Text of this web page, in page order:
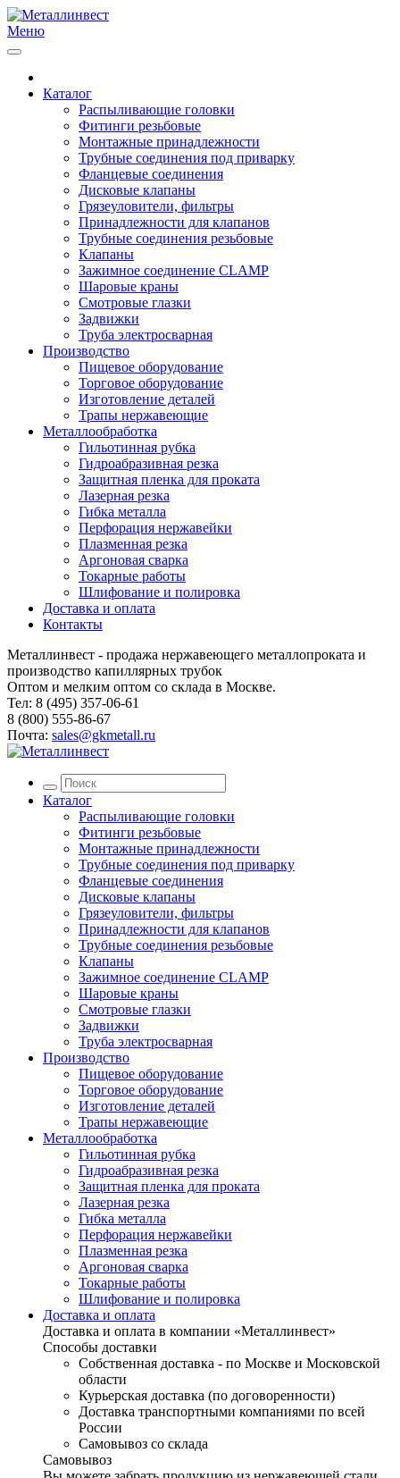
Меню
Каталог
Распыливающие головки
Фитинги резьбовые
Монтажные принадлежности
Трубные соединения под приварку
Фланцевые соединения
Дисковые клапаны
Грязеуловители, фильтры
Принадлежности для клапанов
Трубные соединения резьбовые
Клапаны
Зажимное соединение CLAMP
Шаровые краны
Смотровые глазки
Задвижки
Труба электросварная
Производство
Пищевое оборудование
Торговое оборудование
Изготовление деталей
Трапы нержавеющие
Металлообработка
Гильотинная рубка
Гидроабразивная резка
Защитная пленка для проката
Лазерная резка
Гибка металла
Перфорация нержавейки
Плазменная резка
Аргоновая сварка
Токарные работы
Шлифование и полировка
Доставка и оплата
Контакты
Металлинвест - продажа нержавеющего металлопроката и
производство капиллярных трубок
Оптом и мелким оптом со склада в Москве.
Тел: 8 (495) 357-06-61
8 (800) 555-86-67
Почта: sales@gkmetall.ru
Каталог
Распыливающие головки
Фитинги резьбовые
Монтажные принадлежности
Трубные соединения под приварку
Фланцевые соединения
Дисковые клапаны
Грязеуловители, фильтры
Принадлежности для клапанов
Трубные соединения резьбовые
Клапаны
Зажимное соединение CLAMP
Шаровые краны
Смотровые глазки
Задвижки
Труба электросварная
Производство
Пищевое оборудование
Торговое оборудование
Изготовление деталей
Трапы нержавеющие
Металлообработка
Гильотинная рубка
Гидроабразивная резка
Защитная пленка для проката
Лазерная резка
Гибка металла
Перфорация нержавейки
Плазменная резка
Аргоновая сварка
Токарные работы
Шлифование и полировка
Доставка и оплата
Доставка и оплата в компании «Металлинвест»
Способы доставки
Собственная доставка - по Москве и Московской
области
Курьерская доставка (по договоренности)
Доставка транспортными компаниями по всей
России
Самовывоз со склада
Самовывоз